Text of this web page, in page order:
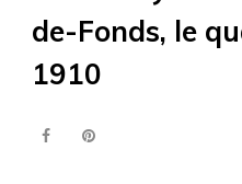
de-Fonds, le
1910